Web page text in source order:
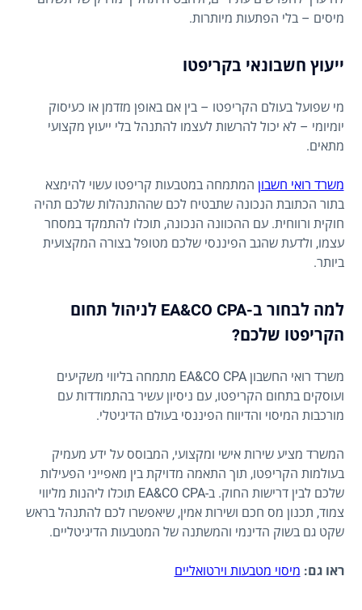
מיסים – בלי הפתעות מיותרות.
ייעוץ חשבונאי בקריפטו
מי שפועל בעולם הקריפטו – בין אם באופן מזדמן או כעיסוק
יומיומי – לא יכול להרשות לעצמו להתנהל בלי ייעוץ מקצועי
מתאים.
משרד רואי חשבון המתמחה במטבעות קריפטו עשוי להימצא
בתור הכתובת הנכונה שתבטיח לכם שההתנהלות שלכם תהיה
חוקית ורווחית. עם ההכוונה הנכונה, תוכלו להתמקד במסחר
עצמו, ולדעת שהגב הפיננסי שלכם מטופל בצורה המקצועית
ביותר.
למה לבחור ב-EA&CO CPA לניהול תחום
הקריפטו שלכם?
משרד רואי החשבון EA&CO CPA מתמחה בליווי משקיעים
ועוסקים בתחום הקריפטו, עם ניסיון עשיר בהתמודדות עם
מורכבות המיסוי והדיווח הפיננסי בעולם הדיגיטלי.
המשרד מציע שירות אישי ומקצועי, המבוסס על ידע מעמיק
בעולמות הקריפטו, תוך התאמה מדויקת בין מאפייני הפעילות
שלכם לבין דרישות החוק. ב-EA&CO CPA תוכלו ליהנות מליווי
צמוד, תכנון מס חכם ושירות אמין, שיאפשרו לכם להתנהל בראש
שקט גם בשוק הדינמי והמשתנה של המטבעות הדיגיטליים.
ראו גם: מיסוי מטבעות וירטואליים